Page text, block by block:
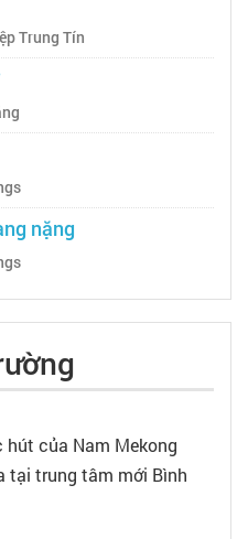
Trung Tín
nặng
hút của Nam Mekong
tại trung tâm mới Bình